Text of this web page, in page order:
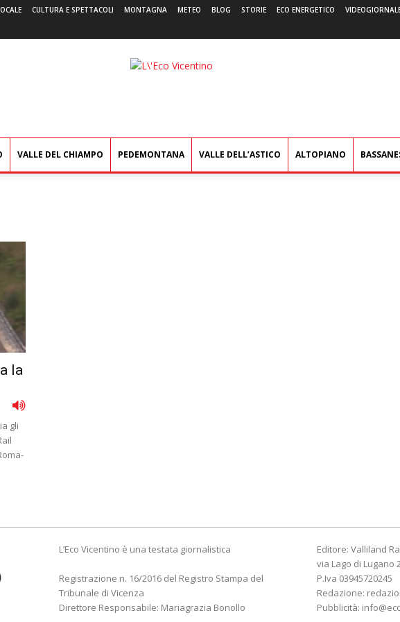
CULTURA E SPETTACOLI MONTAGNA METEO BLOG STORIE ECO ENERGETICO
L'Eco
VALLE DEL CHIAMPO PEDEMONTANA VALLE DELL’ASTICO ALTOPIANO
la
gli
L’Eco Vicentino è una testata giornalistica
Registrazione n. 16/2016 del Registro Stampa del
Tribunale di Vicenza
Direttore Responsabile: Mariagrazia Bonollo
Editore: Valliland
via Lago di Lugano
P.Iva 03945720245
Redazione:
Pubblicità: